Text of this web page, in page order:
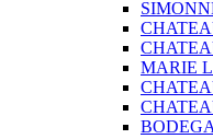
MARIE